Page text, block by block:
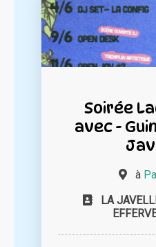
Soirée
avec -
à
LA